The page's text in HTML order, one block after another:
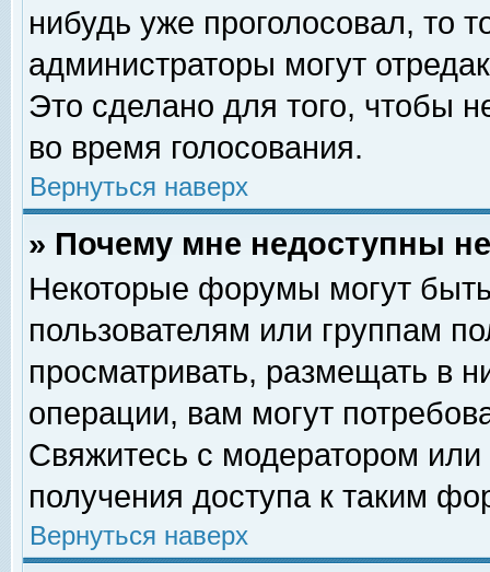
нибудь уже проголосовал, то
администраторы могут
Это сделано для того, чтобы
во время голосования.
Вернуться наверх
» Почему мне недоступны
Некоторые форумы могут
пользователям или группам
просматривать, размещать в
операции, вам могут
Свяжитесь с модератором
получения доступа к таким
Вернуться наверх